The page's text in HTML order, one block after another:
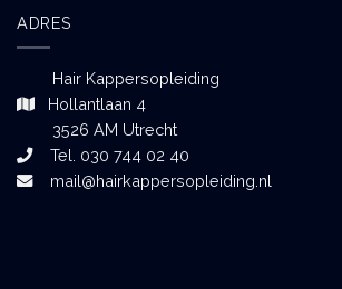
ADRES
Hair Kappersopleiding
Hollantlaan 4
3526 AM Utrecht
Tel. 030 744 02 40
mail@hairkappersopleiding.nl